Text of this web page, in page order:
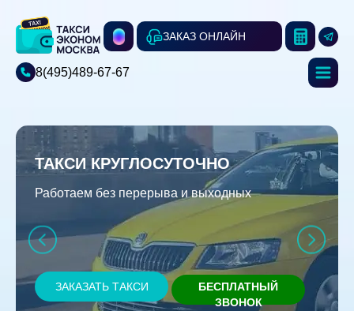
ЗАКАЗ ОНЛАЙН
8(495)489-67-67
ТАКСИ КРУГЛОСУТОЧНО
Работаем без перерыва и выходных
ЗАКАЗАТЬ ТАКСИ
БЕСПЛАТНЫЙ
ЗВОНОК